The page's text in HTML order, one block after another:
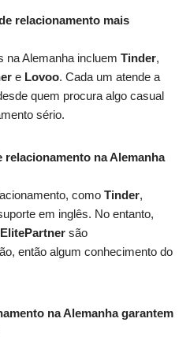
relacionamento mais
na Alemanha incluem Tinder,
e Lovoo. Cada um atende a
quem procura algo casual
sério.
na Alemanha
como Tinder,
em inglês. No entanto,
ElitePartner são
então algum conhecimento do
na Alemanha garantem